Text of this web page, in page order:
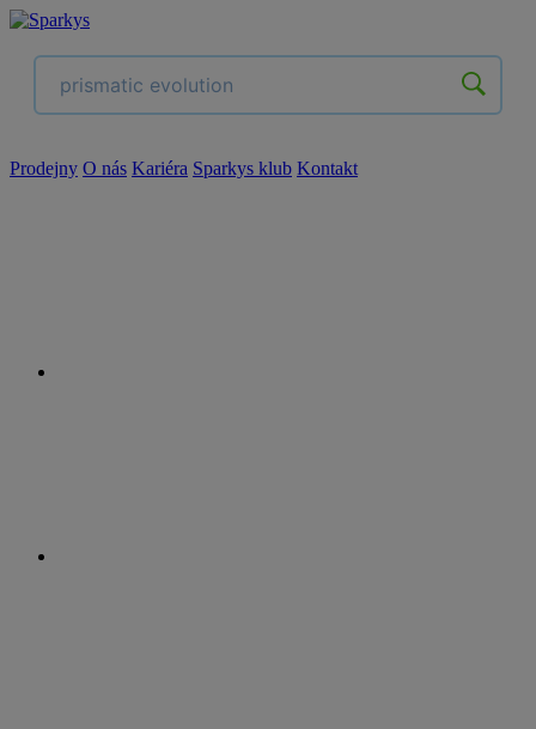
Prodejny O nás Kariéra Sparkys klub Kontakt